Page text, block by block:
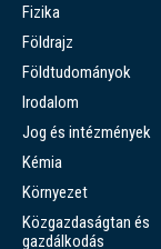
Fizika
Földrajz
Földtudományok
Irodalom
Jog és intézmények
Kémia
Környezet
Közgazdaságtan és
gazdálkodás